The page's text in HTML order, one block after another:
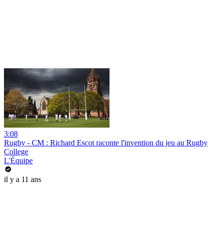
3:08
Rugby - CM : Richard Escot raconte l'invention du jeu au Rugby
College
L'Équipe
il y a 11 ans